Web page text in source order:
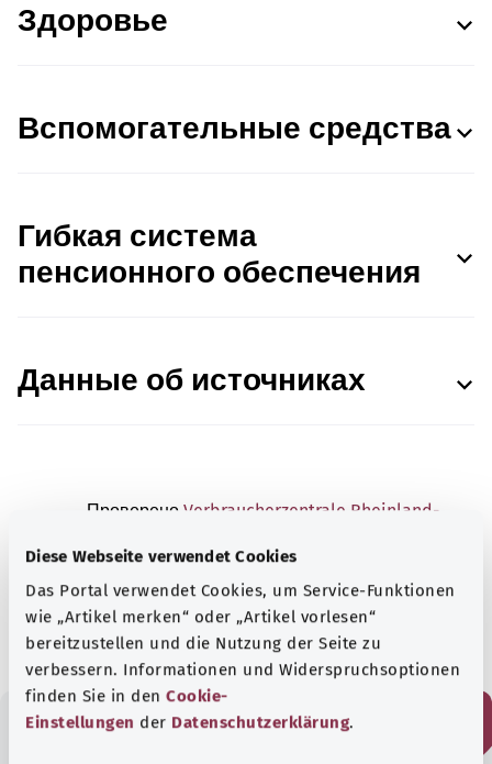
Diese Webseite verwendet Cookies
Das Portal verwendet Cookies, um Service-Funktionen
wie „Artikel merken“ oder „Artikel vorlesen“
bereitzustellen und die Nutzung der Seite zu
verbessern. Informationen und Widerspruchsoptionen
finden Sie in den Cookie-
Einstellungen der Datenschutzerklärung.
Здоровье
Вспомогательные средства
Гибкая система
пенсионного обеспечения
Данные об источниках
Проверено Verbraucherzentrale Rheinland-
потребителей Рейнланд-Пфальца).
Состояние:22.05.2023